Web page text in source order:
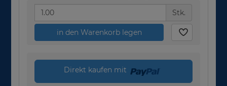
Stk.
in den Warenkorb legen
Direkt kaufen mit